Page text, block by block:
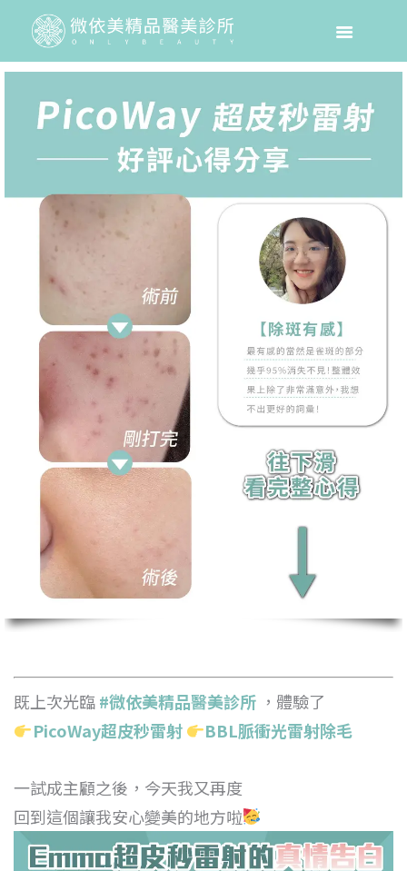
既上次光臨#微依美精品醫美診所 ，體驗了
PicoWay超皮秒雷射
BBL脈衝光雷射除毛
一試成主顧之後，今天我又再度
回到這個讓我安心變美的地方啦